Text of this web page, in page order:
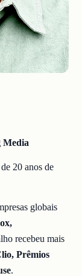
Media
20 anos de
globais
recebeu mais
Prêmios
.